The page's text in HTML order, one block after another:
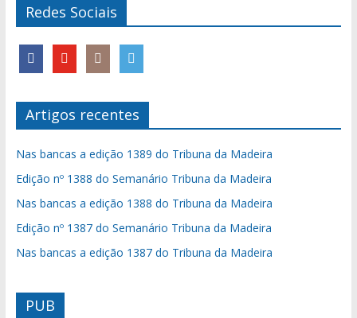
Redes Sociais
Artigos recentes
Nas bancas a edição 1389 do Tribuna da Madeira
Edição nº 1388 do Semanário Tribuna da Madeira
Nas bancas a edição 1388 do Tribuna da Madeira
Edição nº 1387 do Semanário Tribuna da Madeira
Nas bancas a edição 1387 do Tribuna da Madeira
PUB